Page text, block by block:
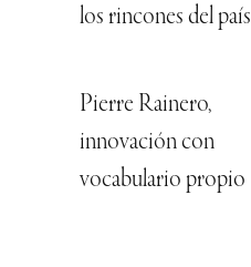
los rincones del país
Pierre Rainero,
innovación con
vocabulario propio